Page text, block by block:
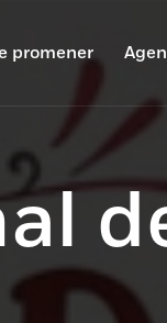
promener